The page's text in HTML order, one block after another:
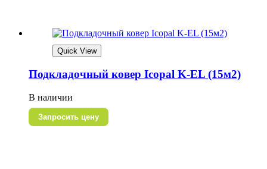
Quick View
Подкладочный ковер Icopal K-EL (15м2)
В наличии
Запросить цену